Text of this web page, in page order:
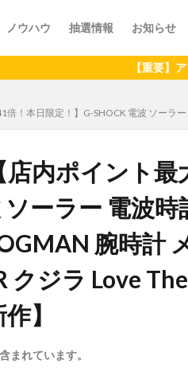
ノウハウ 抽選情報 お知らせ
【重要】アプリの最
倍！本日限定！】G-SHOCK 電波 ソーラ
店内ポイント最
ソーラー 電波
腕時計
クジラ Love
】
まれています。